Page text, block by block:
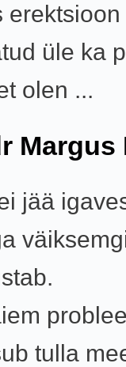
üle ka
olen ...
Margus
jää
tulla